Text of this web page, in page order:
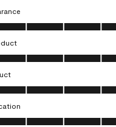
5.0 out of 5
5.0 out of 5
5.0 out of 5
5.0 out of 5